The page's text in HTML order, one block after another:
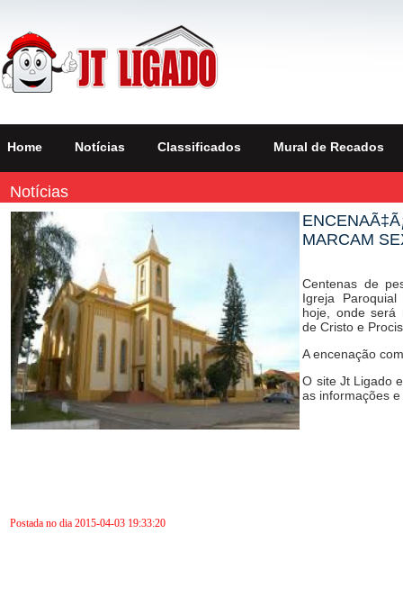
Home Notícias Classificados Mural de Recados
Notícias
MARCAM
Centenas de
Igreja
hoje, onde será
de Cristo e
A encenação
O site Jt Ligado
as informações
Postada no dia 2015-04-03 19:33:20